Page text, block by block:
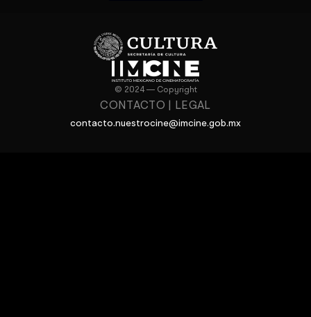
© 2024 — Copyright
CONTACTO LEGAL
contacto.nuestrocine@imcine.gob.mx